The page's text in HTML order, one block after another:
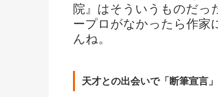
院』はそういうものだっ
ープロがなかったら作家
んね。
天才との出会いで「断筆宣言」